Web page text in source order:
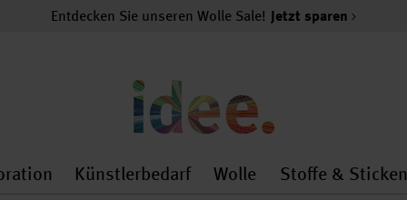
Entdecken Sie unseren Wolle Sale! Jetzt sparen
general.openMenu
Dekoration general.openMenu
Künstlerbedarf
Künstlerbedarf
Wolle
Wolle
Stoffe & Sticken